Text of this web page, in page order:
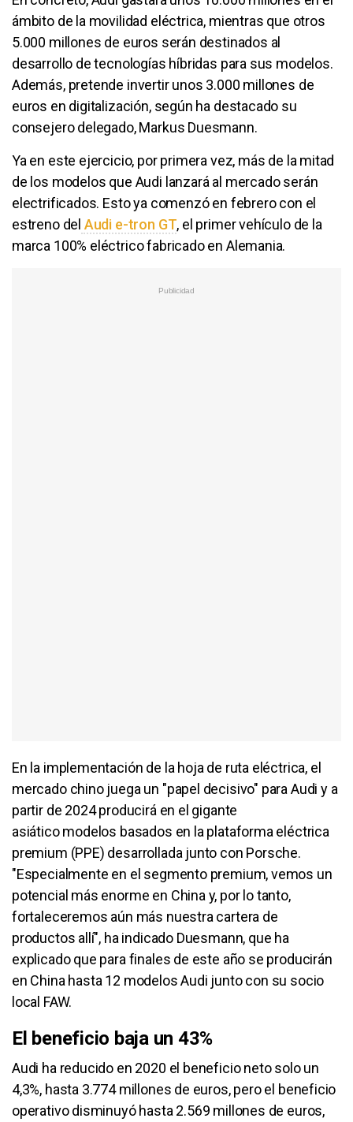
ámbito de la movilidad eléctrica, mientras que otros
5.000 millones de euros serán destinados al
desarrollo de tecnologías híbridas para sus modelos.
Además, pretende invertir unos 3.000 millones de
euros en digitalización, según ha destacado su
consejero delegado, Markus Duesmann.
Ya en este ejercicio, por primera vez, más de la mitad
de los modelos que Audi lanzará al mercado serán
electrificados. Esto ya comenzó en febrero con el
estreno del Audi e-tron GT, el primer vehículo de la
marca 100% eléctrico fabricado en Alemania.
En la implementación de la hoja de ruta eléctrica, el
mercado chino juega un "papel decisivo" para Audi y a
partir de 2024 producirá en el gigante
asiático modelos basados en la plataforma eléctrica
premium (PPE) desarrollada junto con Porsche.
"Especialmente en el segmento premium, vemos un
potencial más enorme en China y, por lo tanto,
fortaleceremos aún más nuestra cartera de
productos allí", ha indicado Duesmann, que ha
explicado que para finales de este año se producirán
en China hasta 12 modelos Audi junto con su socio
local FAW.
El beneficio baja un 43%
Audi ha reducido en 2020 el beneficio neto solo un
4,3%, hasta 3.774 millones de euros, pero el beneficio
operativo disminuyó hasta 2.569 millones de euros,